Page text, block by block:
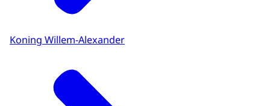
Koning Willem-Alexander